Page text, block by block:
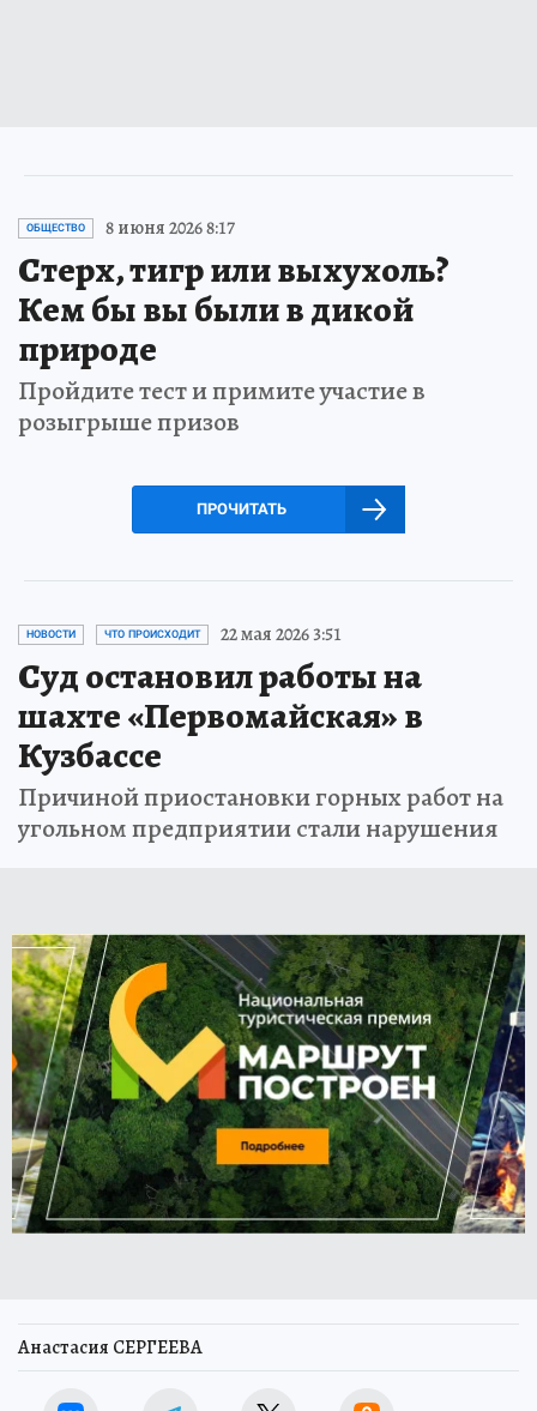
ОБЩЕСТВО 8 июня 2026 8:17
Стерх, тигр или выхухоль?
Кем бы вы были в дикой
природе
Пройдите тест и примите участие в
розыгрыше призов
ПРОЧИТАТЬ
НОВОСТИ ЧТО ПРОИСХОДИТ 22 мая 2026 3:51
Суд остановил работы на
шахте «Первомайская» в
Кузбассе
Причиной приостановки горных работ на
угольном предприятии стали нарушения
Анастасия СЕРГЕЕВА